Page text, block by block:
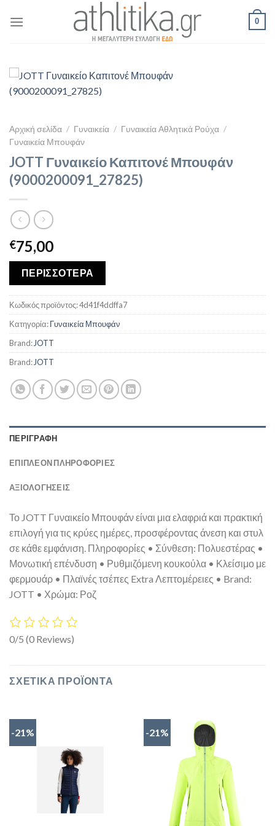
0
Αρχική σελίδα / Γυναικεία / Γυναικεία Αθλητικά Ρούχα /
Γυναικεία Μπουφάν
JOTT Γυναικείο Καπιτονέ Μπουφάν
(9000200091_27825)
€75,00
ΠΕΡΙΣΣΟΤΕΡΑ
Κωδικός προϊόντος:4d41f4ddffa7
Κατηγορία:Γυναικεία Μπουφάν
Brand: JOTT
Brand: JOTT
ΠΕΡΙΓΡΑΦΉ
ΕΠΙΠΛΈΟΝ ΠΛΗΡΟΦΟΡΊΕΣ
ΑΞΙΟΛΟΓΗΣΕΙΣ
Το JOTT Γυναικείο Μπουφάν είναι μια ελαφριά και πρακτική
επιλογή για τις κρύες ημέρες, προσφέροντας άνεση και στυλ
σε κάθε εμφάνιση. Πληροφορίες • Σύνθεση: Πολυεστέρας •
Μονωτική επένδυση • Ρυθμιζόμενη κουκούλα • Κλείσιμο με
φερμουάρ • Πλαϊνές τσέπες Extra Λεπτομέρειες • Brand:
JOTT • Χρώμα: Ροζ
0/5 (0 Reviews)
ΣΧΕΤΙΚΆ ΠΡΟΪΌΝΤΑ
-21% -21%